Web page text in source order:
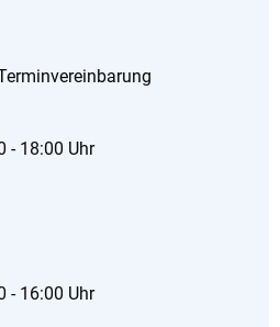
- 18:00 Uhr
- 16:00 Uhr